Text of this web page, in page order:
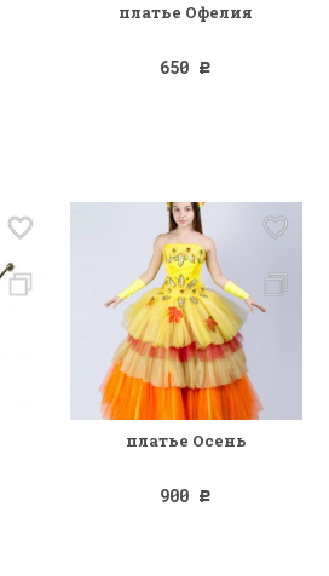
платье Офелия
650 Р
платье Осень
900 Р